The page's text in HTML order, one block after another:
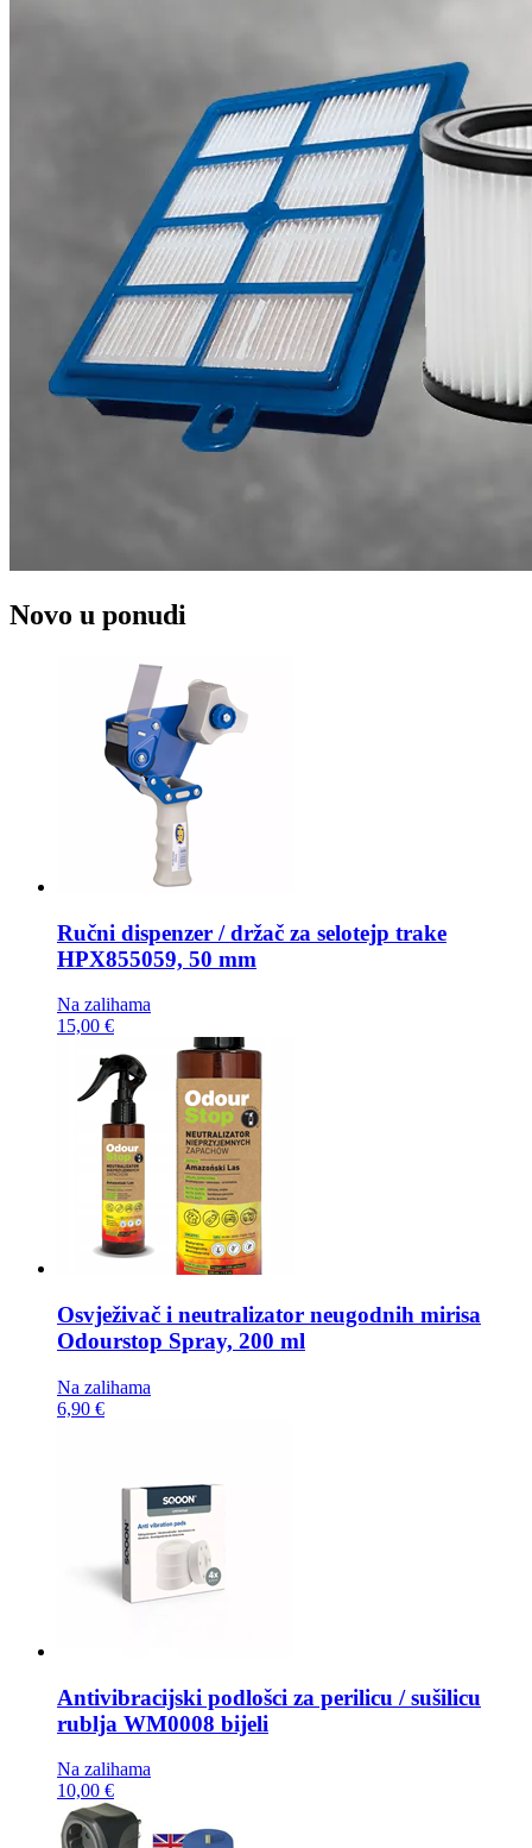
Novo u ponudi
Ručni dispenzer / držač za selotejp trake
HPX855059, 50 mm
Na zalihama
15,00 €
Osvježivač i neutralizator neugodnih mirisa
Odourstop Spray, 200 ml
Na zalihama
6,90 €
Antivibracijski podlošci za perilicu / sušilicu
rublja WM0008 bijeli
Na zalihama
10,00 €